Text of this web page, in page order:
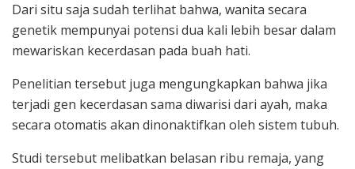
Dari situ saja sudah terlihat bahwa, wanita secara
genetik mempunyai potensi dua kali lebih besar dalam
mewariskan kecerdasan pada buah hati.
Penelitian tersebut juga mengungkapkan bahwa jika
terjadi gen kecerdasan sama diwarisi dari ayah, maka
secara otomatis akan dinonaktifkan oleh sistem tubuh.
Studi tersebut melibatkan belasan ribu remaja, yang